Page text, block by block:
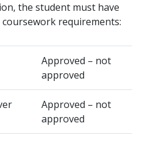
the student must have
requirements:
Approved – not
approved
Approved – not
approved